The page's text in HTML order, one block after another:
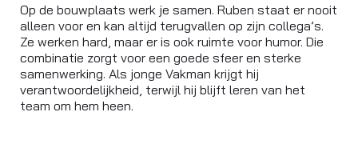
Op de bouwplaats werk je samen. Ruben staat er nooit
alleen voor en kan altijd terugvallen op zijn collega’s.
Ze werken hard, maar er is ook ruimte voor humor. Die
combinatie zorgt voor een goede sfeer en sterke
samenwerking. Als jonge Vakman krijgt hij
verantwoordelijkheid, terwijl hij blijft leren van het
team om hem heen.